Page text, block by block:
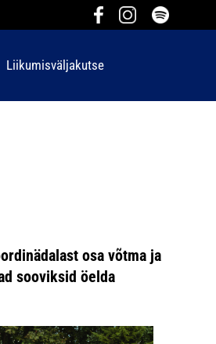
Liikumisväljakutse
osa võtma ja
sooviksid öelda